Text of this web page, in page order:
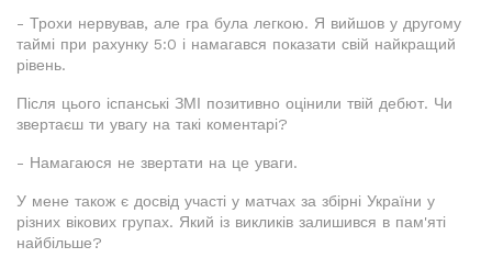
- Трохи нервував, але гра була легкою. Я вийшов у другому
таймі при рахунку 5:0 і намагався показати свій найкращий
рівень.
Після цього іспанські ЗМІ позитивно оцінили твій дебют. Чи
звертаєш ти увагу на такі коментарі?
- Намагаюся не звертати на це уваги.
У мене також є досвід участі у матчах за збірні України у
різних вікових групах. Який із викликів залишився в пам'яті
найбільше?